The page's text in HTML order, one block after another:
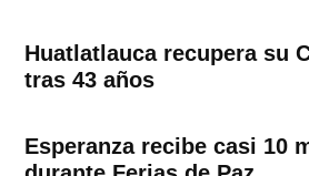
Huatlatlauca recupera su
tras 43 años
Esperanza recibe casi 10